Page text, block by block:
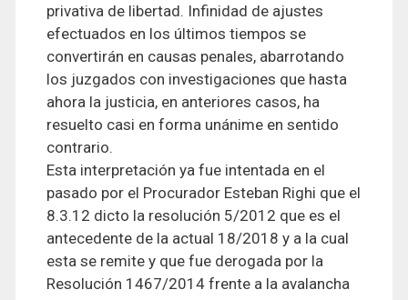
privativa de libertad. Infinidad de ajustes
efectuados en los últimos tiempos se
convertirán en causas penales, abarrotando
los juzgados con investigaciones que hasta
ahora la justicia, en anteriores casos, ha
resuelto casi en forma unánime en sentido
contrario.
Esta interpretación ya fue intentada en el
pasado por el Procurador Esteban Righi que el
8.3.12 dicto la resolución 5/2012 que es el
antecedente de la actual 18/2018 y a la cual
esta se remite y que fue derogada por la
Resolución 1467/2014 frente a la avalancha